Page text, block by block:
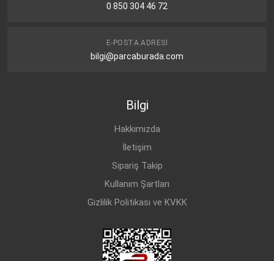
0 850 304 46 72
E-POSTA ADRESI
bilgi@parcaburada.com
Bilgi
Hakkımızda
İletişim
Sipariş Takip
Kullanım Şartları
Gizlilik Politikası ve KVKK